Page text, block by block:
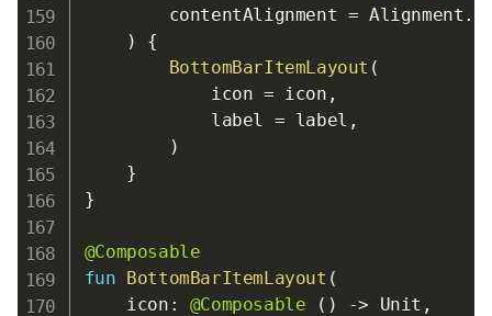
        contentAlignment
= Alignment .
)
{
BottomBarItemLayout (
            icon
= icon ,
            label
= label ,
)
}
}
@Composable
fun BottomBarItemLayout (
    icon
: @Composable ( ) -> Unit ,